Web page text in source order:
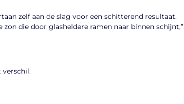
zelf aan de slag voor een schitterend resultaat.
die door glasheldere ramen naar binnen schijnt,”
verschil.